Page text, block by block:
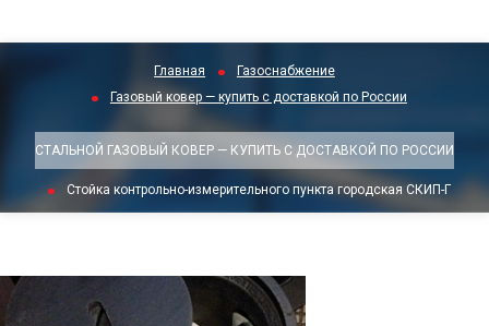
Главная
Газоснабжение
Газовый ковер — купить с доставкой по России
СТАЛЬНОЙ ГАЗОВЫЙ КОВЕР — КУПИТЬ С ДОСТАВКОЙ ПО РОССИИ
Стойка контрольно-измерительного пункта городская СКИП-Г